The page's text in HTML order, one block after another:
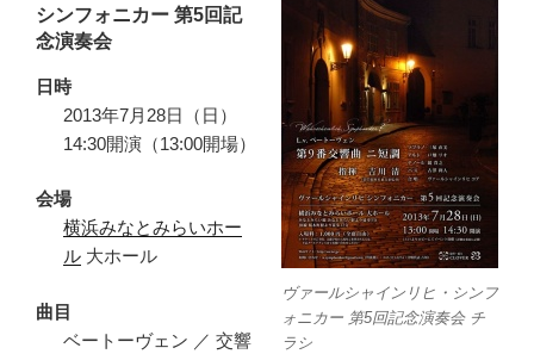
ヴァールシャインリヒ・シンフ
ォニカー 第5回記念演奏会 チ
ラシ
シンフォニカー 第5回記
念演奏会
日時
2013年7月28日（日）
14:30開演（13:00開場）
会場
横浜みなとみらいホー
ル大ホール
曲目
ベートーヴェン ／ 交響